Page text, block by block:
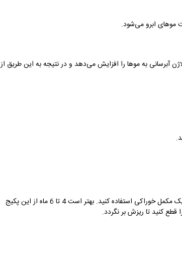
موهای ابرو می‌شود.
به موها را افزایش می‌دهد و در نتیجه به این طریق از
پیشنهاد تیم مهتاطب برای شما دوستانی که دچار ریزش ابرو هستید این است که در کنار مصرف این محصول حتما از یک مکمل خوراکی استفاده کنید. بهتر است 4 تا 6 ماه از این پکیج
کنید تا ریزش بر نگردد.